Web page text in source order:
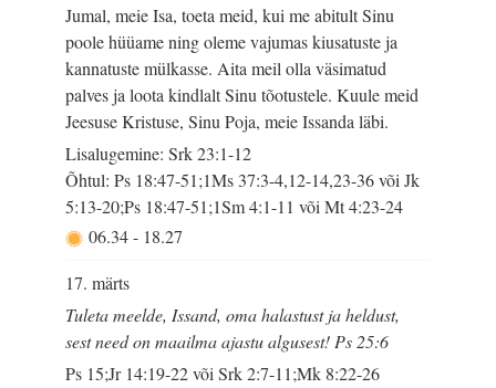
Jumal, meie Isa, toeta meid, kui me abitult Sinu
poole hüüame ning oleme vajumas kiusatuste ja
kannatuste mülkasse. Aita meil olla väsimatud
palves ja loota kindlalt Sinu tõotustele. Kuule meid
Jeesuse Kristuse, Sinu Poja, meie Issanda läbi.
Lisalugemine: Srk 23:1-12
Õhtul: Ps 18:47-51;1Ms 37:3-4,12-14,23-36 või Jk
5:13-20;Ps 18:47-51;1Sm 4:1-11 või Mt 4:23-24
06.34- 18.27
17. märts
Tuleta meelde, Issand, oma halastust ja heldust,
sest need on maailma ajastu algusest! Ps 25:6
Ps 15;Jr 14:19-22 või Srk 2:7-11;Mk 8:22-26